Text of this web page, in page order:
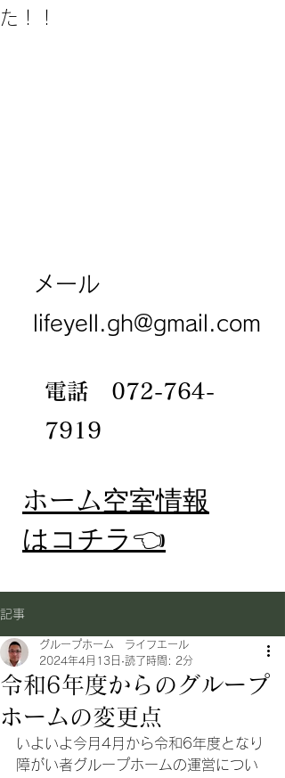
た！！
メール
lifeyell.gh@gmail.com
電話 072-764-
7919
​ホーム空室情報
​はコチラ👈
記事
令和6年度からのグループ
ホームの変更点
グループホーム ライフエール
2024年4月13日 読了時間: 2分
いよいよ今月4月から令和6年度となり
障がい者グループホームの運営につい